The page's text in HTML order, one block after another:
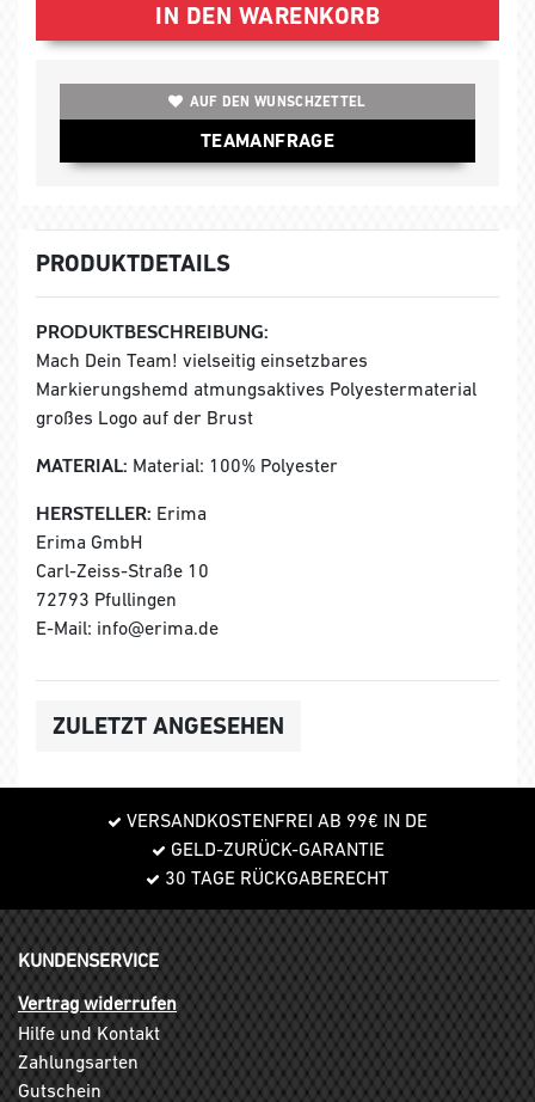
IN DEN WARENKORB
AUF DEN WUNSCHZETTEL
TEAMANFRAGE
PRODUKTDETAILS
PRODUKTBESCHREIBUNG:
Mach Dein Team! vielseitig einsetzbares
Markierungshemd atmungsaktives Polyestermaterial
großes Logo auf der Brust
MATERIAL: Material: 100% Polyester
HERSTELLER: Erima
Erima GmbH
Carl-Zeiss-Straße 10
72793 Pfullingen
E-Mail: info@erima.de
ZULETZT ANGESEHEN
VERSANDKOSTENFREI AB 99€ IN DE
GELD-ZURÜCK-GARANTIE
30 TAGE RÜCKGABERECHT
KUNDENSERVICE
Vertrag widerrufen
Hilfe und Kontakt
Zahlungsarten
Gutschein